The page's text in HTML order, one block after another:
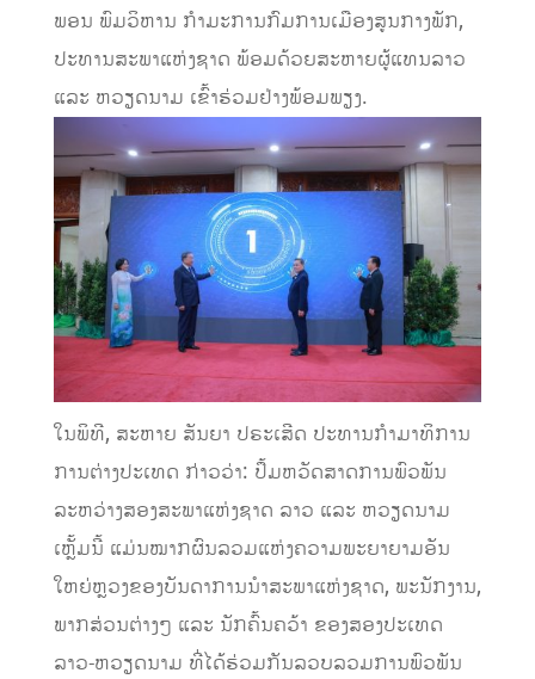
ພອນ ພົມວິຫານ ກໍາມະການກົມການເມືອງສູນກາງພັກ,
ປະທານສະພາແຫ່ງຊາດ ພ້ອມດ້ວຍສະຫາຍຜູ້ແທນລາວ
ແລະ ຫວຽດນາມ ເຂົ້າຮ່ວມຢ່າງພ້ອມພຽງ.
ໃນພິທີ, ສະຫາຍ ສັນຍາ ປຣະເສີດ ປະທານກໍາມາທິການ
ການຕ່າງປະເທດ ກ່າວວ່າ: ປຶ້ມຫວັດສາດການພົວພັນ
ລະຫວ່າງສອງສະພາແຫ່ງຊາດ ລາວ ແລະ ຫວຽດນາມ
ເຫຼັ້ມນີ້ ແມ່ນໝາກຜົນລວມແຫ່ງຄວາມພະຍາຍາມອັນ
ໃຫຍ່ຫຼວງຂອງບັນດາການນໍາສະພາແຫ່ງຊາດ, ພະນັກງານ,
ພາກສ່ວນຕ່າງໆ ແລະ ນັກຄົ້ນຄວ້າ ຂອງສອງປະເທດ
ລາວ-ຫວຽດນາມ ທີ່ໄດ້ຮ່ວມກັນລວບລວມການພົວພັນ